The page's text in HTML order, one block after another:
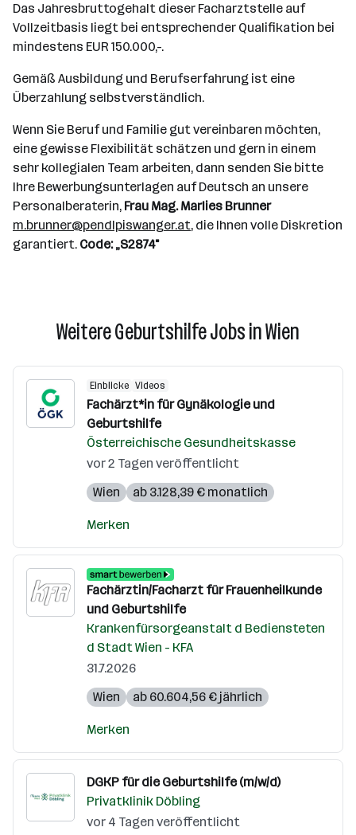
Das Jahresbruttogehalt dieser Facharztstelle auf
Vollzeitbasis liegt bei entsprechender Qualifikation bei
mindestens EUR 150.000,-.
Gemäß Ausbildung und Berufserfahrung ist eine
Überzahlung selbstverständlich.
Wenn Sie Beruf und Familie gut vereinbaren möchten,
eine gewisse Flexibilität schätzen und gern in einem
sehr kollegialen Team arbeiten, dann senden Sie bitte
Ihre Bewerbungsunterlagen auf Deutsch an unsere
Personalberaterin, Frau Mag. Marlies Brunner
m.brunner@pendlpiswanger.at, die Ihnen volle Diskretion
garantiert. Code: „S2874"
Weitere Geburtshilfe Jobs in Wien
Einblicke Videos
Fachärzt*in für Gynäkologie und
Geburtshilfe
Österreichische Gesundheitskasse
vor 2 Tagen veröffentlicht
Wien
ab 3.128,39 € monatlich
Merken
Fachärztin/Facharzt für Frauenheilkunde
und Geburtshilfe
Krankenfürsorgeanstalt d Bediensteten
d Stadt Wien - KFA
31.7.2026
Wien
ab 60.604,56 € jährlich
Merken
DGKP für die Geburtshilfe (m/w/d)
Privatklinik Döbling
vor 4 Tagen veröffentlicht